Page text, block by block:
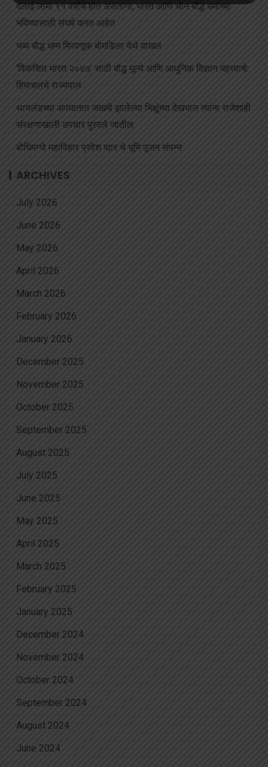
दलाई लामा ९१ वर्षांचे होत असताना, भारत आणि चीन बौद्ध धर्माच्या
भविष्यासाठी संघर्ष करत आहेत
भव्य बौद्ध धम्म मिरवणूक बोमडिला येथे दाखल
‘विकसित भारत २०४७’ साठी बौद्ध मूल्ये आणि आधुनिक विज्ञान महत्त्वाचे:
हिमाचलचे राज्यपाल
थायलंडच्या अपघातात जखमी झालेल्या भिक्षूंच्या देखभाल त्यांना राजेशाही
संरक्षणाखाली उपचार पुरवले जातील.
बोधिमग्गो महाविहार प्रवेश व्दार चे भूमि पूजन संपन्न
ARCHIVES
July 2026
June 2026
May 2026
April 2026
March 2026
February 2026
January 2026
December 2025
November 2025
October 2025
September 2025
August 2025
July 2025
June 2025
May 2025
April 2025
March 2025
February 2025
January 2025
December 2024
November 2024
October 2024
September 2024
August 2024
June 2024